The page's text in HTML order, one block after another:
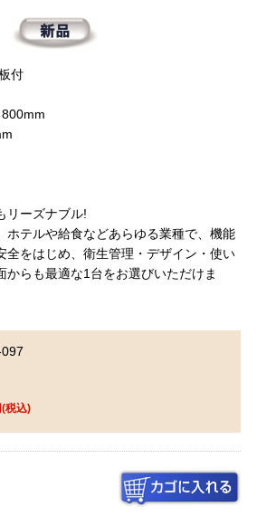
付
リーズナブル!
ホテルや給食などあらゆる業種で、機能
全をはじめ、衛生管理・デザイン・使い
からも最適な1台をお選びいただけま
税込)